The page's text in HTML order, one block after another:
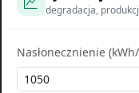
degradacja,
Nasłonecznienie